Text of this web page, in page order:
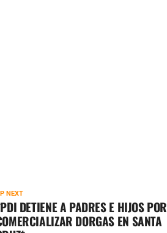
NEXT
DETIENE A PADRES E HIJOS POR
DORGAS EN SANTA